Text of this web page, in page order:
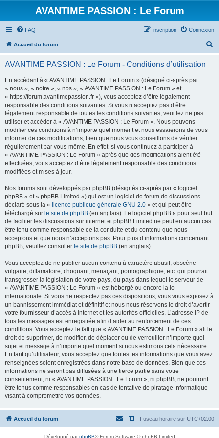
AVANTIME PASSION : Le Forum
FAQ Connexion
Inscription
Accueil du forum
AVANTIME PASSION : Le Forum - Conditions d’utilisation
En accédant à « AVANTIME PASSION : Le Forum » (désigné ci-après par
« nous », « notre », « nos », « AVANTIME PASSION : Le Forum » et
« https://forum.avantimepassion.fr »), vous acceptez d’être légalement
responsable des conditions suivantes. Si vous n’acceptez pas d’être
légalement responsable de toutes les conditions suivantes, veuillez ne pas
utiliser et accéder à « AVANTIME PASSION : Le Forum ». Nous pouvons
modifier ces conditions à n’importe quel moment et nous essaierons de vous
informer de ces modifications, bien que nous vous conseillons de vérifier
régulièrement par vous-même. En effet, si vous continuez à participer à
« AVANTIME PASSION : Le Forum » après que des modifications aient été
effectuées, vous acceptez d’être légalement responsable des conditions
modifiées et mises à jour.
Nos forums sont développés par phpBB (désignés ci-après par « logiciel
phpBB » et « phpBB Limited ») qui est un logiciel de forum de discussions
déclaré sous la « licence publique générale GNU 2.0 » et qui peut être
téléchargé sur le site de phpBB (en anglais). Le logiciel phpBB a pour seul but
de faciliter les discussions sur internet et phpBB Limited ne peut en aucun cas
être tenu comme responsable de la conduite et du contenu que nous
acceptons et que nous n’acceptons pas. Pour plus d’informations concernant
phpBB, veuillez consulter le site de phpBB (en anglais).
Vous acceptez de ne publier aucun contenu à caractère abusif, obscène,
vulgaire, diffamatoire, choquant, menaçant, pornographique, etc. qui pourrait
transgresser la législation de votre pays, du pays dans lequel le serveur de
« AVANTIME PASSION : Le Forum » est hébergé ou encore la loi
internationale. Si vous ne respectez pas ces dispositions, vous vous exposez à
un bannissement immédiat et définitif et nous nous réservons le droit d’avertir
votre fournisseur d’accès à internet et les autorités officielles. L’adresse IP de
tous les messages est enregistrée afin d’aider au renforcement de ces
conditions. Vous acceptez le fait que « AVANTIME PASSION : Le Forum » ait le
droit de supprimer, de modifier, de déplacer ou de verrouiller n’importe quel
sujet et message à n’importe quel moment si nous estimons cela nécessaire.
En tant qu’utilisateur, vous acceptez que toutes les informations que vous avez
renseignées soient enregistrées dans notre base de données. Bien que ces
informations ne seront pas diffusées à une tierce partie sans votre
consentement, ni « AVANTIME PASSION : Le Forum », ni phpBB, ne pourront
être tenus comme responsables en cas de tentative de piratage informatique
visant à compromettre vos données.
Accueil du forum Fuseau horaire sur UTC+02:00
Développé parphpBB® Forum Software © phpBB Limited